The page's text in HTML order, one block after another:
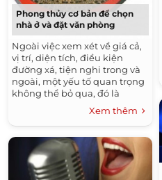
Phong thủy cơ bản để chọn
nhà ở và đặt văn phòng
Ngoài việc xem xét về giá cả,
vị trí, diện tích, điều kiện
đường xá, tiện nghi trong và
ngoài, một yếu tố quan trọng
không thể bỏ qua, đó là
phong thủy bên ngoài của
ngôi nhà đó tốt hay xấu.
Xem thêm